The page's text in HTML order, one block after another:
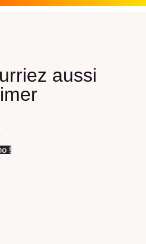
aussi
!